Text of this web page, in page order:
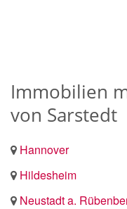
Immobilien
von Sarstedt
Hannover
Hildesheim
Neustadt a.